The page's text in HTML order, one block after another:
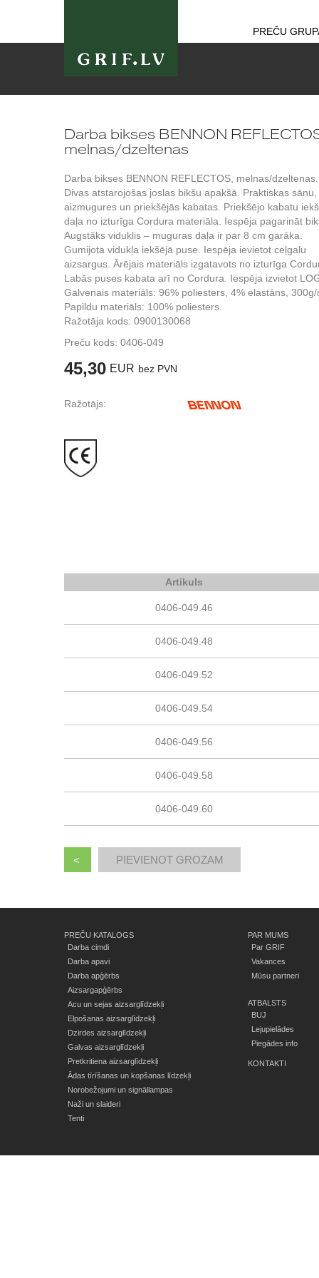
PREČU
Darba bikses BENNON
melnas/dzeltenas
Darba bikses BENNON REFLECTOS, melnas/dzeltenas.
Divas atstarojošas joslas bikšu apakšā. Praktiskas sānu,
aizmugures un priekšējās kabatas. Priekšējo kabatu
daļa no izturīga Cordura materiāla. Iespēja pagarināt
Augstāks viduklis – muguras daļa ir par 8 cm garāka.
Gumijota vidukļa iekšējā puse. Iespēja ievietot ceļgalu
aizsargus. Ārējais materiāls izgatavots no izturīga
Labās puses kabata arī no Cordura. Iespēja izvietot
Galvenais materiāls: 96% poliesters, 4% elastāns, 300g/
Papildu materiāls: 100% poliesters.
Ražotāja kods: 0900130068
Preču kods: 0406-049
45,30 EUR bez PVN
Ražotājs:
Artikuls
0406-049.46
0406-049.48
0406-049.52
0406-049.54
0406-049.56
0406-049.58
0406-049.60
<
PREČU KATALOGS
Darba cimdi
Darba apavi
Darba apģērbs
Aizsargapģērbs
Acu un sejas aizsarglīdzekļi
Elpošanas aizsarglīdzekļi
Dzirdes aizsarglīdzekļi
Galvas aizsarglīdzekļi
Pretkritiena aizsarglīdzekļi
Ādas tīrīšanas un kopšanas līdzekļi
Norobežojumi un signāllampas
Naži un slaideri
Tenti
PAR MUMS
Par GRIF
Vakances
Mūsu partneri
ATBALSTS
BUJ
Lejupielādes
Piegādes info
KONTAKTI